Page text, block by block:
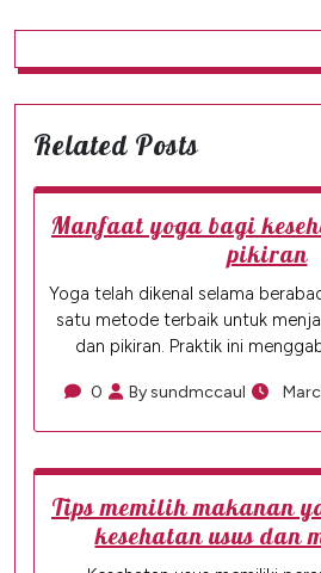
Related Posts
Manfaat yoga bagi
pikiran
Yoga telah dikenal selama
satu metode terbaik untuk
dan pikiran. Praktik ini
0 By sundmccaul
Tips memilih makanan
kesehatan usus dan